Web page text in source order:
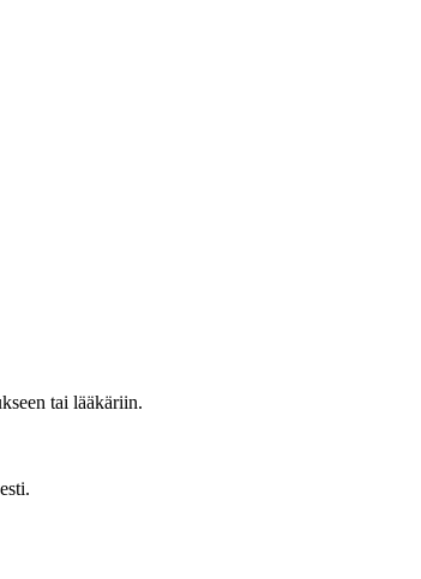
tai lääkäriin.